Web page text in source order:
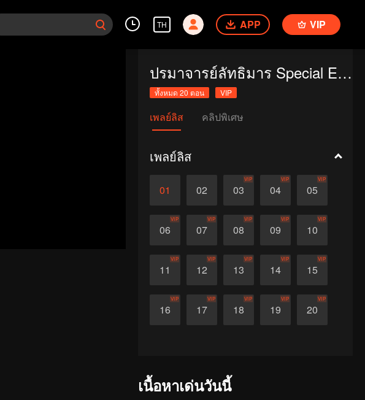
TH APP VIP
ปรมาจารย์ลัทธิมาร Special Edition
ทั้งหมด 20 ตอน VIP
เพลย์ลิส คลิปพิเศษ
เพลย์ลิส
01 02 03
VIP
04
VIP
05
VIP
06
VIP
07
VIP
08
VIP
09
VIP
10
VIP
11
VIP
12
VIP
13
VIP
14
VIP
15
VIP
16
VIP
17
VIP
18
VIP
19
VIP
20
VIP
เนื้อหาเด่นวันนี้